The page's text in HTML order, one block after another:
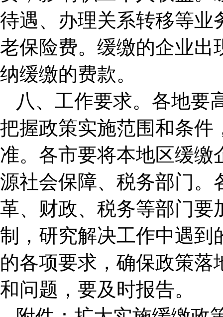
待遇、办理关系转移等业
老保险费。缓缴的企业出
纳缓缴的费款。
八、工作要求。各地要
把握政策实施范围和条件
准。各市要将本地区缓缴
源社会保障、税务部门。
革、财政、税务等部门要
制，研究解决工作中遇到
的各项要求，确保政策
和问题，要及时报告。